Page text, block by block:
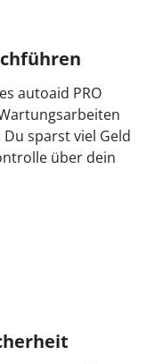
autoaid PRO
sparst viel Geld
über dein